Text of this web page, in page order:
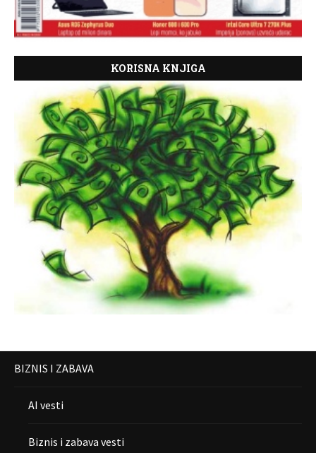
KORISNA KNJIGA
BIZNIS I ZABAVA
AI vesti
Biznis i zabava vesti